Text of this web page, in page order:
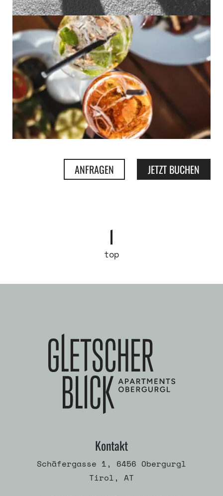
ANFRAGEN JETZT BUCHEN
top
Kontakt
Schäfergasse 1, 6456 Obergurgl
Tirol, AT